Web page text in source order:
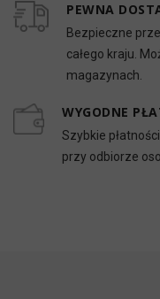
PEWNA
Bezpieczne
całego kraju.
magazynach.
WYGODNE
Szybkie
przy odbiorze